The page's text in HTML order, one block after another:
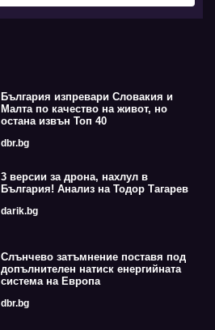
България изпревари Словакия и
Малта по качество на живот, но
остана извън Топ 40
dbr.bg
3 версии за дрона, нахлул в
България! Анализ на Тодор Тагарев
darik.bg
Слънчево затъмнение поставя под
допълнителен натиск енергийната
система на Европа
dbr.bg